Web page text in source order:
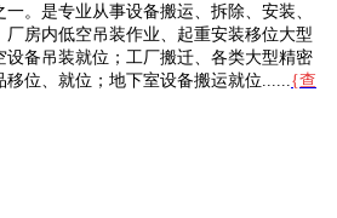
。是专业从事设备搬运、拆除、安装、
房内低空吊装作业、起重安装移位大型
备吊装就位；工厂搬迁、各类大型精密
位、就位；地下室设备搬运就位...... {查